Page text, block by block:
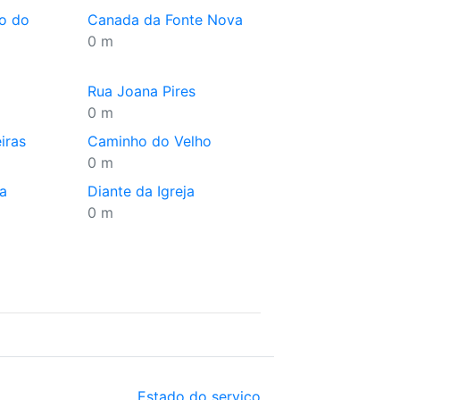
do
Canada da Fonte Nova
0 m
Rua Joana Pires
0 m
Caminho do Velho
0 m
Diante da Igreja
0 m
Estado do serviço